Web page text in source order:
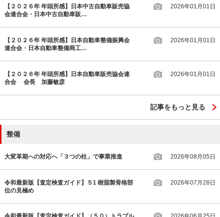
【２０２６年 年頭所感】日本中古自動車販売協
会連合会・日本中古自動車販…
2026年01月01日
【２０２６年 年頭所感】日本自動車整備振興会
連合会・日本自動車整備商工…
2026年01月01日
【２０２６年 年頭所感】日本自動車販売協会連
合会 会長 加藤敏彦
2026年01月01日
記事をもっと見る
整備
大変革期への対応へ「３つの柱」で事業推進 2026年08月05日
令和最新版【査定検査ガイド】５1 樹脂製骨格部
位の見極め
2026年07月28日